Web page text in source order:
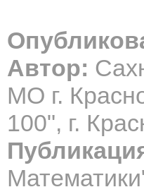
Автор:
МО г.
100", г.